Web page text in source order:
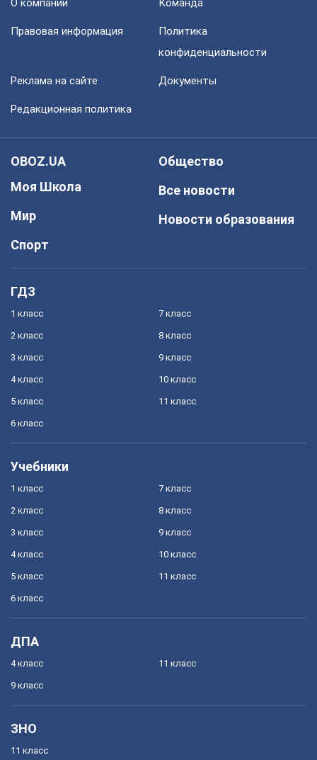
О компании Команда
Правовая информация
Политика
конфиденциальности
Реклама на сайте Документы
Редакционная политика
OBOZ.UA
Моя Школа
Мир
Спорт
Общество
Все новости
Новости образования
ГДЗ
1 класс
2 класс
3 класс
4 класс
5 класс
6 класс
7 класс
8 класс
9 класс
10 класс
11 класс
Учебники
1 класс
2 класс
3 класс
4 класс
5 класс
6 класс
7 класс
8 класс
9 класс
10 класс
11 класс
ДПА
4 класс
9 класс
11 класс
ЗНО
11 класс